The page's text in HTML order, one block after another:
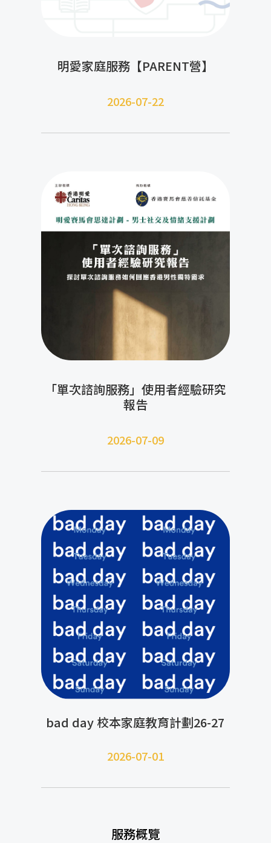
明愛家庭服務【PARENT營】
2026-07-22
「單次諮詢服務」使用者經驗研究
報告
2026-07-09
bad day 校本家庭教育計劃26-27
2026-07-01
服務概覽